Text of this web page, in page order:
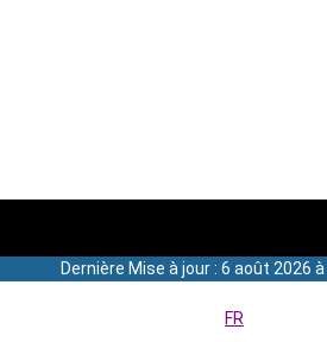
Dernière Mise à jour : 6 août 2026
FR